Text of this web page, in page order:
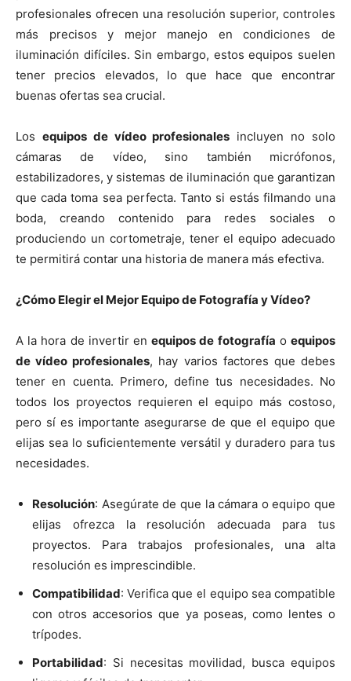
profesionales ofrecen una resolución superior, controles
más precisos y mejor manejo en condiciones de
iluminación difíciles. Sin embargo, estos equipos suelen
tener precios elevados, lo que hace que encontrar
buenas ofertas sea crucial.
Los equipos de vídeo profesionales incluyen no solo
cámaras de vídeo, sino también micrófonos,
estabilizadores, y sistemas de iluminación que garantizan
que cada toma sea perfecta. Tanto si estás filmando una
boda, creando contenido para redes sociales o
produciendo un cortometraje, tener el equipo adecuado
te permitirá contar una historia de manera más efectiva.
¿Cómo Elegir el Mejor Equipo de Fotografía y Vídeo?
A la hora de invertir enequipos de fotografía oequipos
de vídeo profesionales, hay varios factores que debes
tener en cuenta. Primero, define tus necesidades. No
todos los proyectos requieren el equipo más costoso,
pero sí es importante asegurarse de que el equipo que
elijas sea lo suficientemente versátil y duradero para tus
necesidades.
Resolución: Asegúrate de que la cámara o equipo que
elijas ofrezca la resolución adecuada para tus
proyectos. Para trabajos profesionales, una alta
resolución es imprescindible.
Compatibilidad: Verifica que el equipo sea compatible
con otros accesorios que ya poseas, como lentes o
trípodes.
Portabilidad: Si necesitas movilidad, busca equipos